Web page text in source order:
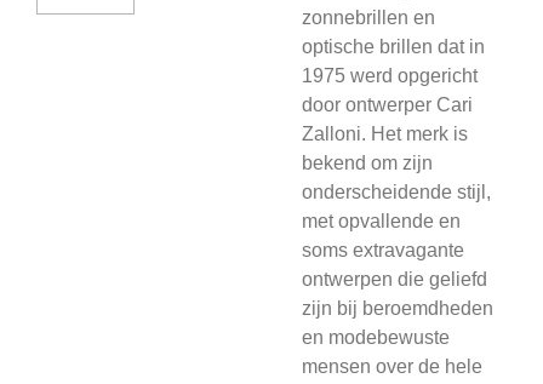
zonnebrillen en
optische brillen dat in
1975 werd opgericht
door ontwerper Cari
Zalloni. Het merk is
bekend om zijn
onderscheidende stijl,
met opvallende en
soms extravagante
ontwerpen die geliefd
zijn bij beroemdheden
en modebewuste
mensen over de hele